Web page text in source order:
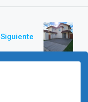
Siguiente